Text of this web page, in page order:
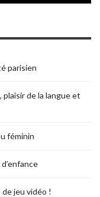
parisien
de la langue et
féminin
jeu vidéo !